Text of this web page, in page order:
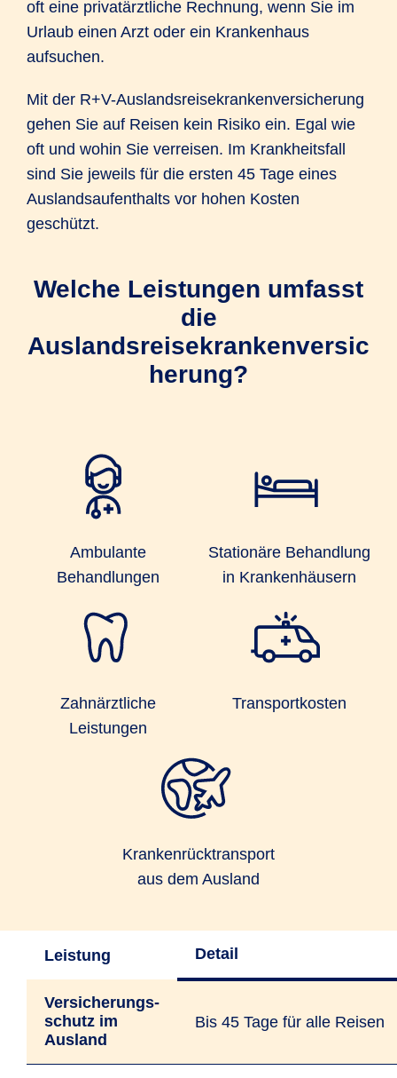
oft eine privatärztliche Rechnung, wenn Sie im
Urlaub einen Arzt oder ein Krankenhaus
aufsuchen.
Mit der R+V-Auslandsreisekrankenversicherung
gehen Sie auf Reisen kein Risiko ein. Egal wie
oft und wohin Sie verreisen. Im Krankheitsfall
sind Sie jeweils für die ersten 45 Tage eines
Auslandsaufenthalts vor hohen Kosten
geschützt.
Welche Leistungen umfasst
die
Auslandsreisekrankenversic
herung?
Ambulante
Behandlungen
Stationäre Behandlung
in Krankenhäusern
Zahnärztliche
Leistungen
Transportkosten
Kranken­rücktransport
aus dem Ausland
Leistung Detail
Versicherungs­
schutz im
Ausland
Bis 45 Tage für alle Reisen